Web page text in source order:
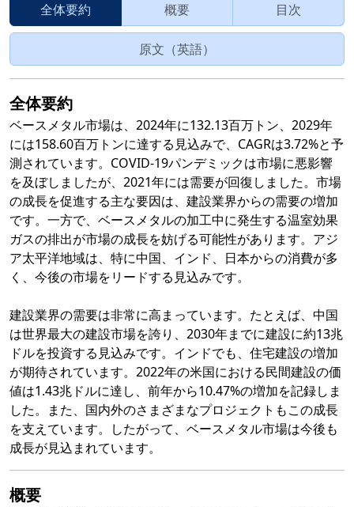
全体要約 概要 目次
原文（英語）
全体要約
ベースメタル市場は、2024年に132.13百万トン、2029年
には158.60百万トンに達する見込みで、CAGRは3.72%と予
測されています。COVID-19パンデミックは市場に悪影響
を及ぼしましたが、2021年には需要が回復しました。市場
の成長を促進する主な要因は、建設業界からの需要の増加
です。一方で、ベースメタルの加工中に発生する温室効果
ガスの排出が市場の成長を妨げる可能性があります。アジ
ア太平洋地域は、特に中国、インド、日本からの消費が多
く、今後の市場をリードする見込みです。
建設業界の需要は非常に高まっています。たとえば、中国
は世界最大の建設市場を誇り、2030年までに建設に約13兆
ドルを投資する見込みです。インドでも、住宅建設の増加
が期待されています。2022年の米国における民間建設の価
値は1.43兆ドルに達し、前年から10.47%の増加を記録しま
した。また、国内外のさまざまなプロジェクトもこの成長
を支えています。したがって、ベースメタル市場は今後も
成長が見込まれています。
概要